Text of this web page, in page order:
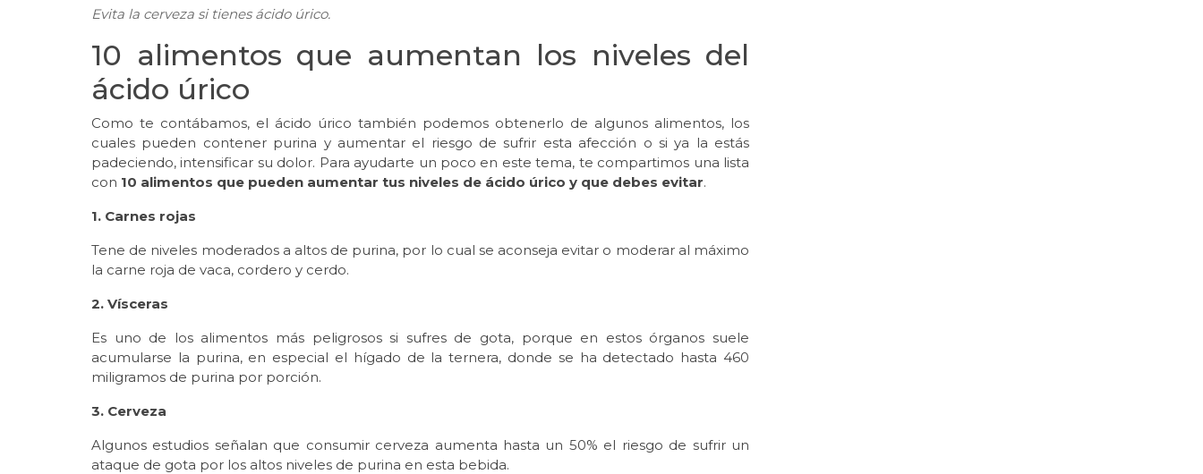
Evita la cerveza si tienes ácido úrico.
10 alimentos que aumentan los niveles del
ácido úrico
Como te contábamos, el ácido úrico también podemos obtenerlo de algunos alimentos, los
cuales pueden contener purina y aumentar el riesgo de sufrir esta afección o si ya la estás
padeciendo, intensificar su dolor. Para ayudarte un poco en este tema, te compartimos una lista
con 10 alimentos que pueden aumentar tus niveles de ácido úrico y que debes evitar.
1. Carnes rojas
Tene de niveles moderados a altos de purina, por lo cual se aconseja evitar o moderar al máximo
la carne roja de vaca, cordero y cerdo.
2. Vísceras
Es uno de los alimentos más peligrosos si sufres de gota, porque en estos órganos suele
acumularse la purina, en especial el hígado de la ternera, donde se ha detectado hasta 460
miligramos de purina por porción.
3. Cerveza
Algunos estudios señalan que consumir cerveza aumenta hasta un 50% el riesgo de sufrir un
ataque de gota por los altos niveles de purina en esta bebida.